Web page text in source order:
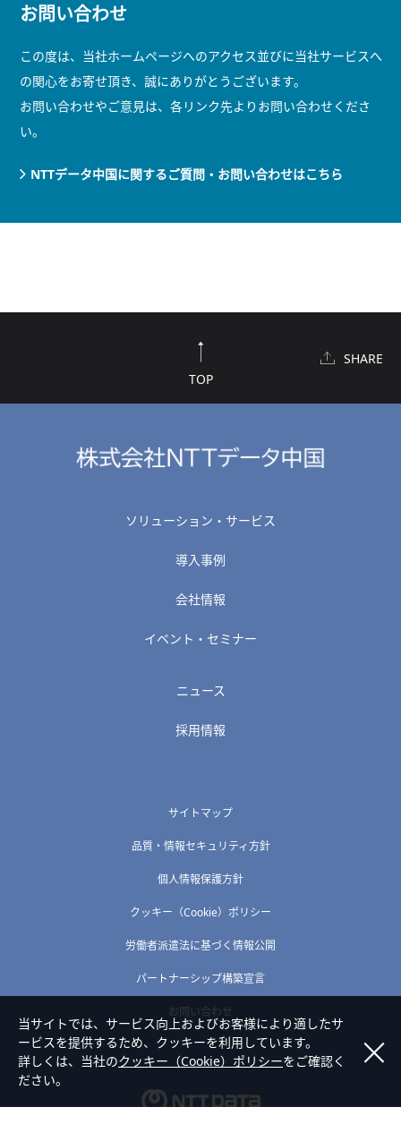
お問い合わせ
この度は、当社ホームページへのアクセス並びに当社サービスへ
の関心をお寄せ頂き、誠にありがとうございます。
お問い合わせやご意見は、各リンク先よりお問い合わせくださ
い。
NTTデータ中国に関するご質問・お問い合わせはこちら
TOP
SHARE
ソリューション・サービス
導入事例
会社情報
イベント・セミナー
ニュース
採用情報
サイトマップ
品質・情報セキュリティ方針
個人情報保護方針
クッキー（Cookie）ポリシー
労働者派遣法に基づく情報公開
パートナーシップ構築宣言
お問い合わせ
当サイトでは、サービス向上およびお客様により適したサ
ービスを提供するため、クッキーを利用しています。
詳しくは、当社のクッキー（Cookie）ポリシーをご確認く
ださい。